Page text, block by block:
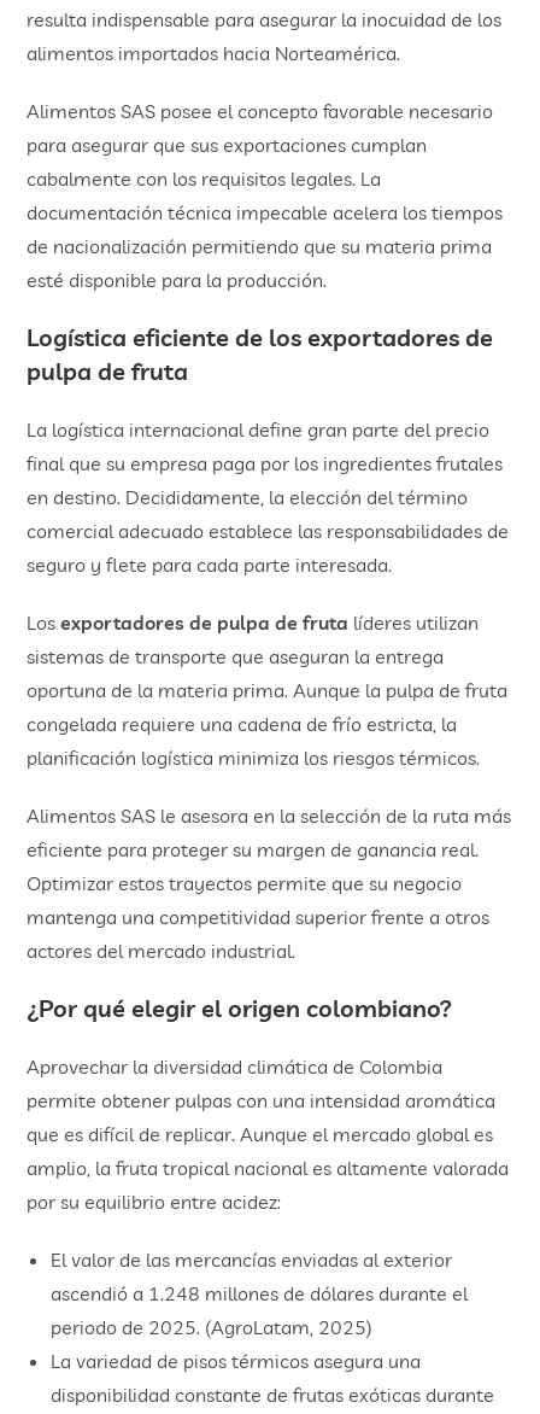
resulta indispensable para asegurar la inocuidad de los
alimentos importados hacia Norteamérica.
Alimentos SAS posee el concepto favorable necesario
para asegurar que sus exportaciones cumplan
cabalmente con los requisitos legales. La
documentación técnica impecable acelera los tiempos
de nacionalización permitiendo que su materia prima
esté disponible para la producción.
Logística eficiente de losexportadores de
pulpa de fruta
La logística internacional define gran parte del precio
final que su empresa paga por los ingredientes frutales
en destino. Decididamente, la elección del término
comercial adecuado establece las responsabilidades de
seguro y flete para cada parte interesada.
Losexportadores de pulpa de fruta líderes utilizan
sistemas de transporte que aseguran la entrega
oportuna de la materia prima. Aunque la pulpa de fruta
congelada requiere una cadena de frío estricta, la
planificación logística minimiza los riesgos térmicos.
Alimentos SAS le asesora en la selección de la ruta más
eficiente para proteger su margen de ganancia real.
Optimizar estos trayectos permite que su negocio
mantenga una competitividad superior frente a otros
actores del mercado industrial.
¿Por qué elegir el origen colombiano?
Aprovechar la diversidad climática de Colombia
permite obtener pulpas con una intensidad aromática
que es difícil de replicar. Aunque el mercado global es
amplio, la fruta tropical nacional es altamente valorada
por su equilibrio entre acidez:
​El valor de las mercancías enviadas al exterior
ascendió a 1.248 millones de dólares durante el
periodo de 2025. (AgroLatam, 2025)
​La variedad de pisos térmicos asegura una
disponibilidad constante de frutas exóticas durante